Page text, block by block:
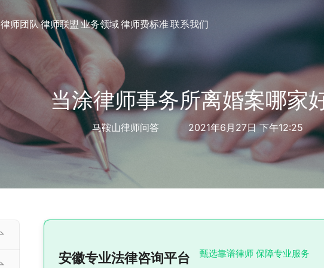
律师团队律师联盟业务领域律师费标准联系我们
当涂律师事务所离婚案哪家
马鞍山律师问答 2021年6月27日 下午12:25
安徽专业法律咨询平台 甄选靠谱律师 保障专业服务